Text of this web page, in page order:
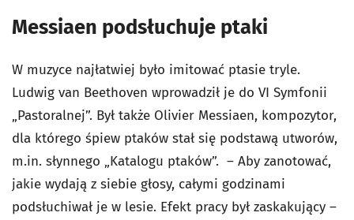
Messiaen podsłuchuje ptaki
W muzyce najłatwiej było imitować ptasie tryle.
Ludwig van Beethoven wprowadził je do VI Symfonii
„Pastoralnej”. Był także Olivier Messiaen, kompozytor,
dla którego śpiew ptaków stał się podstawą utworów,
m.in. słynnego „Katalogu ptaków”. – Aby zanotować,
jakie wydają z siebie głosy, całymi godzinami
podsłuchiwał je w lesie. Efekt pracy był zaskakujący –